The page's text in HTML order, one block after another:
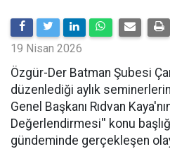
19 Nisan 2026
​Özgür-Der Batman Şubesi
düzenlediği aylık
Genel Başkanı Rıdvan
Değerlendirmesi'' konu
gündeminde gerçekleşen